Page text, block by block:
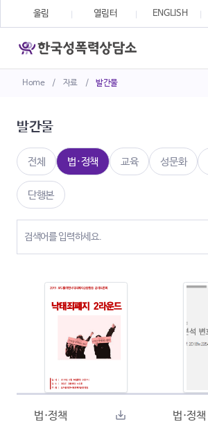
Home / 자료 / 발간물
울림 열림터 ENGLISH
발간물
전체 법·정책 교육 성문화
단행본
법·정책 법·정책